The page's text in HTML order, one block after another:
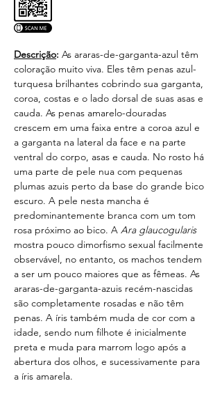
Descrição: As araras-de-garganta-azul têm
coloração muito viva. Eles têm penas azul-
turquesa brilhantes cobrindo sua garganta,
coroa, costas e o lado dorsal de suas asas e
cauda. As penas amarelo-douradas
crescem em uma faixa entre a coroa azul e
a garganta na lateral da face e na parte
ventral do corpo, asas e cauda. No rosto há
uma parte de pele nua com pequenas
plumas azuis perto da base do grande bico
escuro. A pele nesta mancha é
predominantemente branca com um tom
rosa próximo ao bico. A Ara glaucogularis
mostra pouco dimorfismo sexual facilmente
observável, no entanto, os machos tendem
a ser um pouco maiores que as fêmeas. As
araras-de-garganta-azuis recém-nascidas
são completamente rosadas e não têm
penas. A íris também muda de cor com a
idade, sendo num filhote é inicialmente
preta e muda para marrom logo após a
abertura dos olhos, e sucessivamente para
a íris amarela.